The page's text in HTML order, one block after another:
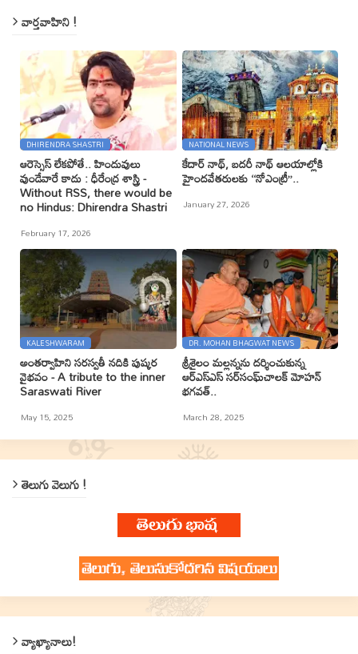
వార్తవాహిని !
DHIRENDRA SHASTRI
ఆరెస్సెస్ లేకపోతే.. హిందువులు
వుండేవారే కాదు : ధీరేంద్ర శాస్త్రి -
Without RSS, there would be
no Hindus: Dhirendra Shastri
February 17, 2026
NATIONAL NEWS
కేదార్ నాథ్, బదరీ నాథ్ ఆలయాల్లోకి
హైందవేతరులకు ‘‘నోఎంట్రీ’’..
January 27, 2026
KALESHWARAM
అంతర్వాహిని సరస్వతీ నదికి పుష్కర
వైభవం - A tribute to the inner
Saraswati River
May 15, 2025
DR. MOHAN BHAGWAT NEWS
శ్రీశైలం మల్లన్నను దర్శించుకున్న
ఆర్ఎస్ఎస్ సర్‌సంఘ్‌చాలక్ మోహన్
భగవత్..
March 28, 2025
తెలుగు వెలుగు !
వ్యాఖ్యానాలు!